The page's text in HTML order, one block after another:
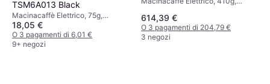
TSM6A013 Black
Macinacaffè Elettrico, 75g,
Espresso, Funzione di sicurezza
18,05 €
O 3 pagamenti di 6,01 €
9+ negozi
Espresso
614,39 €
O 3 pagamenti di 204,79 €
3 negozi